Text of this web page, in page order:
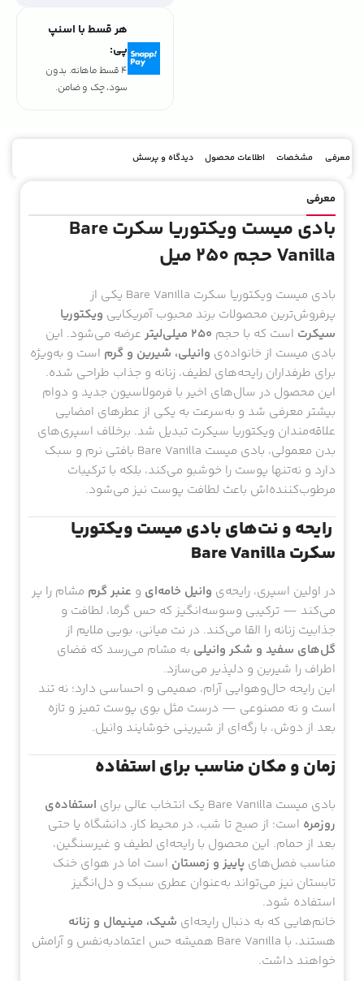
هر قسط با اسنپ
پی:
4 قسط ماهانه. بدون
سود، چک و ضامن.
معرفی مشخصات اطلاعات محصول دیدگاه و پرسش
معرفی
بادی میست ویکتوریا سکرت Bare
Vanilla حجم 250 میل
بادی میست ویکتوریا سکرت Bare Vanilla یکی از
پرفروش‌ترین محصولات برند محبوب آمریکایی ویکتوریا
سیکرت است که با حجم ۲۵۰ میلی‌لیتر
عرضه می‌شود. این
بادی میست از خانواده‌ی وانیلی، شیرین و گرم است و به‌ویژه
برای طرفداران رایحه‌های لطیف، زنانه و جذاب طراحی شده.
این محصول در سال‌های اخیر با فرمولاسیون جدید و دوام
بیشتر معرفی شد و به‌سرعت به یکی از عطرهای امضایی
علاقه‌مندان ویکتوریا سیکرت تبدیل شد. برخلاف اسپری‌های
بدن معمولی، بادی میست Bare Vanilla بافتی نرم و سبک
دارد و نه‌تنها پوست را خوشبو می‌کند، بلکه با ترکیبات
مرطوب‌کننده‌اش باعث لطافت پوست نیز می‌شود.
رایحه و نت‌های بادی میست ویکتوریا
سکرت Bare Vanilla
در اولین اسپری، رایحه‌ی وانیل خامه‌ای و عنبر گرم مشام را پر
می‌کند — ترکیبی وسوسه‌انگیز که حس گرما، لطافت و
جذابیت زنانه را القا می‌کند. در نت میانی، بویی ملایم از
گل‌های سفید و شکر وانیلی به مشام می‌رسد که فضای
اطراف را شیرین و دلپذیر می‌سازد.
این رایحه حال‌و‌هوایی آرام، صمیمی و احساسی دارد؛ نه تند
است و نه مصنوعی — درست مثل بوی پوست تمیز و تازه
بعد از دوش، با رگه‌ای از شیرینی خوشایند وانیل.
زمان و مکان مناسب برای استفاده
بادی میست Bare Vanilla یک انتخاب عالی برای
استفاده‌ی
روزمره است؛ از صبح تا شب، در محیط کار، دانشگاه یا حتی
بعد از حمام. این محصول با رایحه‌ای لطیف و غیرسنگین،
مناسب فصل‌های پاییز و زمستان است اما در هوای خنک
تابستان نیز می‌تواند به‌عنوان عطری سبک و دل‌انگیز
استفاده شود.
خانم‌هایی که به دنبال رایحه‌ای شیک، مینیمال و زنانه
هستند، با Bare Vanilla همیشه حس اعتمادبه‌نفس و آرامش
خواهند داشت.